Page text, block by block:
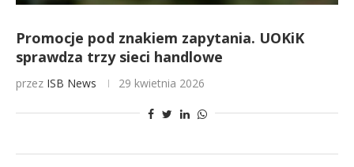
Promocje pod znakiem zapytania. UOKiK
sprawdza trzy sieci handlowe
przez ISB News 29 kwietnia 2026